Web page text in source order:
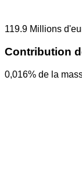
119.9 Millions
Contribution
0,016% de la